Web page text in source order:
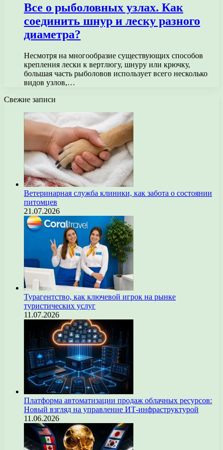
Все о рыболовных узлах. Как
соединить шнур и леску разного
диаметра?
Несмотря на многообразие существующих способов
крепления лески к вертлюгу, шнуру или крючку,
большая часть рыболовов использует всего несколько
видов узлов,…
Свежие записи
Ветеринарная служба клиники, как забота о состоянии
питомцев
21.07.2026
Турагентство, как ключевой игрок на рынке
туристических услуг
11.07.2026
Платформа автоматизации продаж облачных ресурсов:
Новый взгляд на управление ИТ-инфраструктурой
11.06.2026